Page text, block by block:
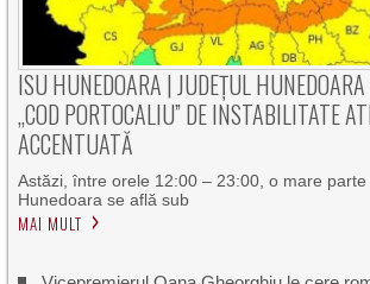
ISU HUNEDOARA | JUDEȚUL
„COD PORTOCALIU” DE INSTABILITATE
ACCENTUATĂ
Astăzi, între orele 12:00 – 23:00, o mare
Hunedoara se află sub
MAI MULT